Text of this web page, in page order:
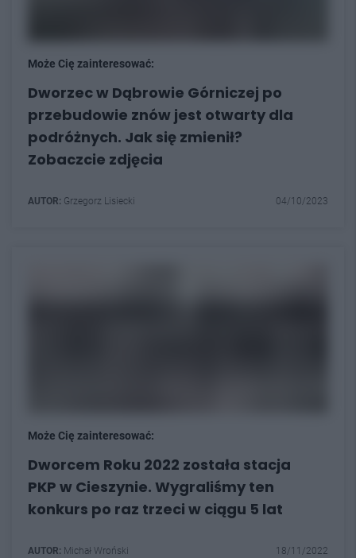
Może Cię zainteresować:
Dworzec w Dąbrowie Górniczej po
przebudowie znów jest otwarty dla
podróżnych. Jak się zmienił?
Zobaczcie zdjęcia
AUTOR: Grzegorz Lisiecki 04/10/2023
Może Cię zainteresować:
Dworcem Roku 2022 została stacja
PKP w Cieszynie. Wygraliśmy ten
konkurs po raz trzeci w ciągu 5 lat
AUTOR: Michał Wroński 18/11/2022